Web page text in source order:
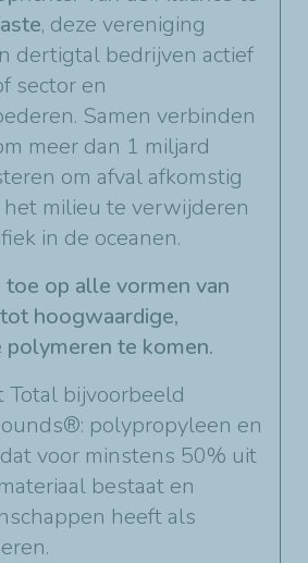
, deze vereniging
dertigtal bedrijven actief
sector en
Samen verbinden
meer dan 1 miljard
om afval afkomstig
milieu te verwijderen
in de oceanen.
op alle vormen van
hoogwaardige,
polymeren te komen.
Total bijvoorbeeld
polypropyleen en
voor minstens 50% uit
bestaat en
heeft als